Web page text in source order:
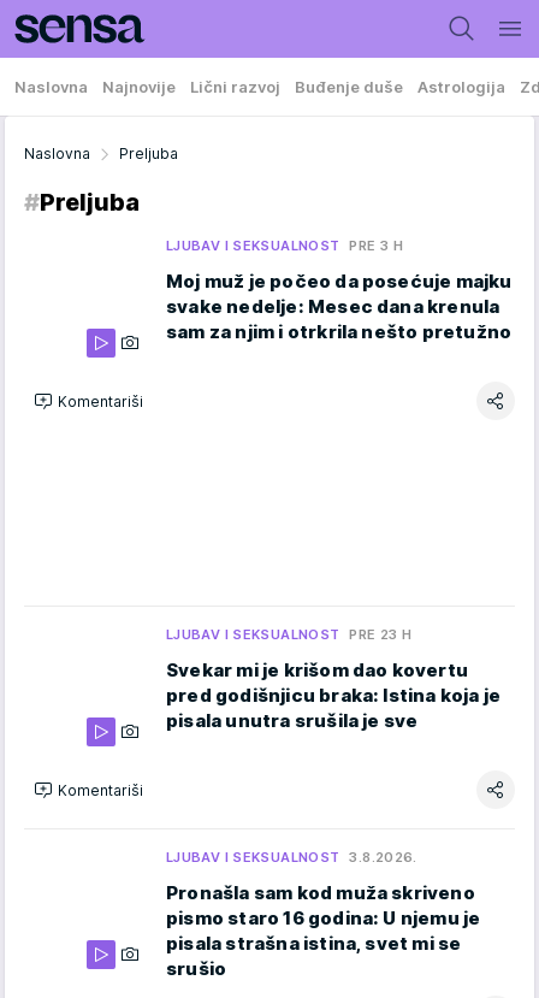
Naslovna Najnovije Lični razvoj Buđenje duše Astrologija
Naslovna Preljuba
#Preljuba
LJUBAV I SEKSUALNOST PRE 3 H
Moj muž je počeo da posećuje majku
svake nedelje: Mesec dana krenula
sam za njim i otrkrila nešto pretužno
Komentariši
LJUBAV I SEKSUALNOST PRE 23 H
Svekar mi je krišom dao kovertu
pred godišnjicu braka: Istina koja je
pisala unutra srušila je sve
Komentariši
LJUBAV I SEKSUALNOST 3.8.2026.
Pronašla sam kod muža skriveno
pismo staro 16 godina: U njemu je
pisala strašna istina, svet mi se
srušio